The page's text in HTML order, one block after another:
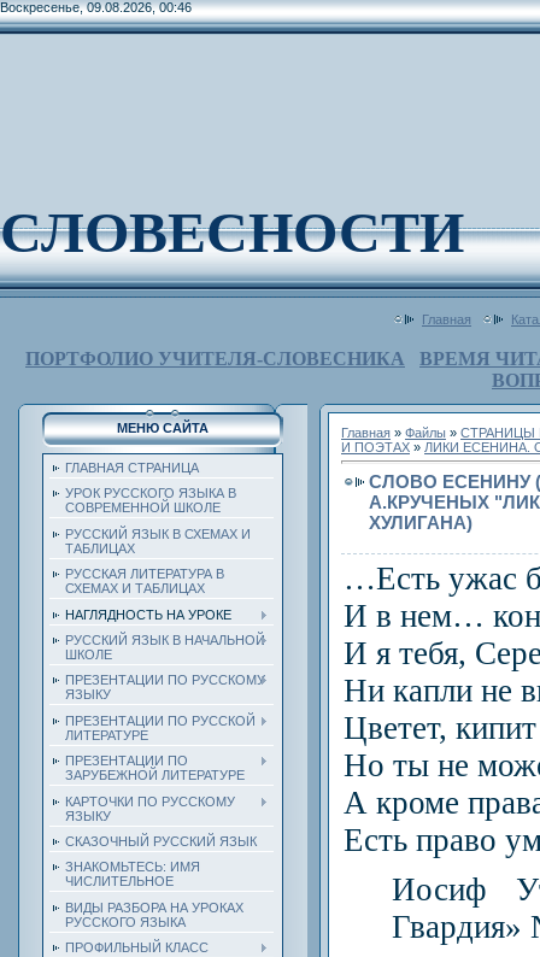
Воскресенье, 09.08.2026, 00:46
СЛОВЕСНОСТИ
Главная
ПОРТФОЛИО УЧИТЕЛЯ-СЛОВЕСНИКА
ВРЕМЯ
МЕНЮ САЙТА
ГЛАВНАЯ СТРАНИЦА
УРОК РУССКОГО ЯЗЫКА В
СОВРЕМЕННОЙ ШКОЛЕ
РУССКИЙ ЯЗЫК В СХЕМАХ И
ТАБЛИЦАХ
РУССКАЯ ЛИТЕРАТУРА В
СХЕМАХ И ТАБЛИЦАХ
НАГЛЯДНОСТЬ НА УРОКЕ
РУССКИЙ ЯЗЫК В НАЧАЛЬНОЙ
ШКОЛЕ
ПРЕЗЕНТАЦИИ ПО РУССКОМУ
ЯЗЫКУ
ПРЕЗЕНТАЦИИ ПО РУССКОЙ
ЛИТЕРАТУРЕ
ПРЕЗЕНТАЦИИ ПО
ЗАРУБЕЖНОЙ ЛИТЕРАТУРЕ
КАРТОЧКИ ПО РУССКОМУ
ЯЗЫКУ
СКАЗОЧНЫЙ РУССКИЙ ЯЗЫК
ЗНАКОМЬТЕСЬ: ИМЯ
ЧИСЛИТЕЛЬНОЕ
ВИДЫ РАЗБОРА НА УРОКАХ
РУССКОГО ЯЗЫКА
ПРОФИЛЬНЫЙ КЛАСС
Главная » Файлы » СТРАНИЦЫ
И ПОЭТАХ » ЛИКИ ЕСЕНИНА.
СЛОВО ЕСЕНИНУ
А.КРУЧЕНЫХ
ХУЛИГАНА)
…Есть ужас
И в нем…
И я тебя,
Ни капли не
Цветет,
Но ты не
А кроме
Есть право
Иосиф
Гвардия»